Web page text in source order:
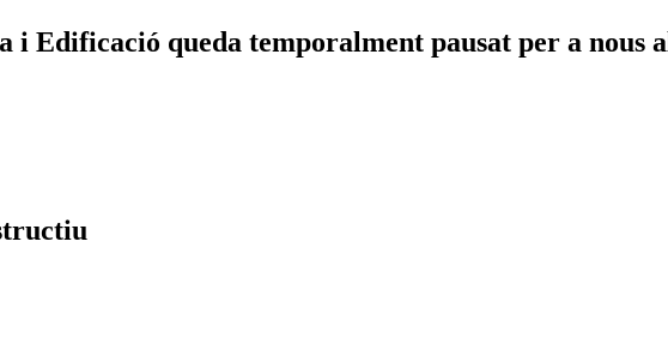
Edificació queda temporalment pausat per a nous